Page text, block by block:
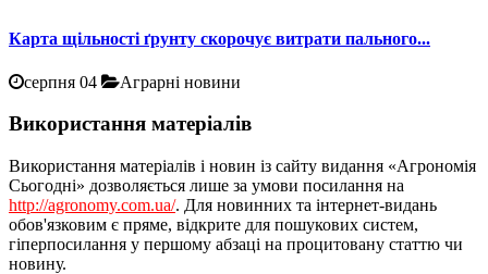
Карта щільності ґрунту скорочує витрати пального...
серпня 04 Аграрні новини
Використання матеріалів
Використання матеріалів і новин із сайту видання «Агрономія
Сьогодні» дозволяється лише за умови посилання на
http://agronomy.com.ua/. Для новинних та інтернет-видань
обов'язковим є пряме, відкрите для пошукових систем,
гіперпосилання у першому абзаці на процитовану статтю чи
новину.